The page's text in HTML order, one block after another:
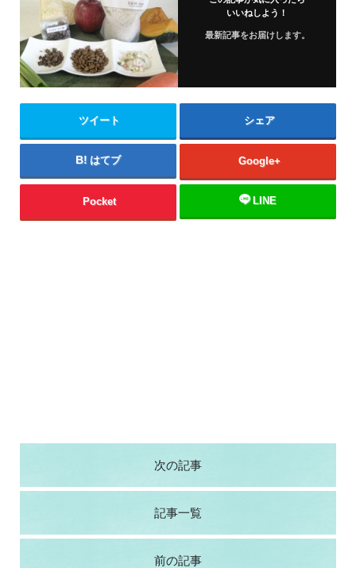
いいねしよう！
最新記事をお届けします。
ツイート シェア
はてブ Google+
Pocket LINE
次の記事
記事一覧
前の記事